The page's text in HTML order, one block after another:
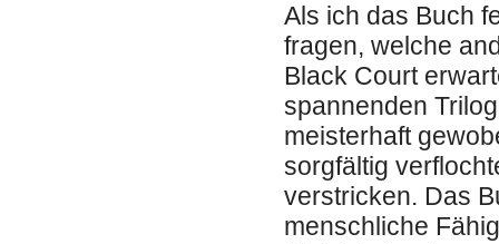
Als ich das Buch
fragen, welche
Black Court
spannenden
meisterhaft
sorgfältig
verstricken. Das
menschliche